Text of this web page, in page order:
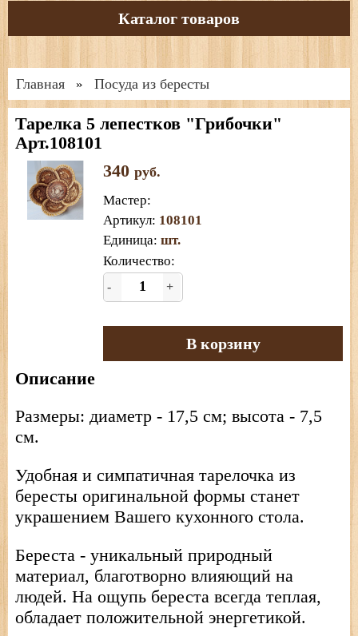
Каталог товаров
Главная » Посуда из бересты
Тарелка 5 лепестков "Грибочки"
Арт.108101
340 руб.
Мастер:
Артикул: 108101
Единица: шт.
Количество:
- +
В корзину
Описание
Размеры: диаметр - 17,5 см; высота - 7,5
см.
Удобная и симпатичная тарелочка из
бересты оригинальной формы станет
украшением Вашего кухонного стола.
Береста - уникальный природный
материал, благотворно влияющий на
людей. На ощупь береста всегда теплая,
обладает положительной энергетикой.